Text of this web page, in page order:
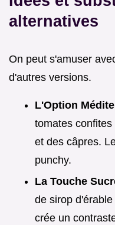
alternatives
On peut s'amuser
d'autres versions.
L'Option
tomates
et des câpres.
punchy.
La Touche
de sirop
crée un